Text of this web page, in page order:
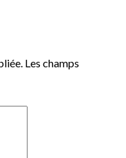
Les champs